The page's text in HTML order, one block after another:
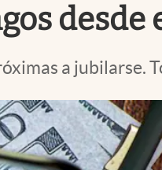
desde
a jubilarse.